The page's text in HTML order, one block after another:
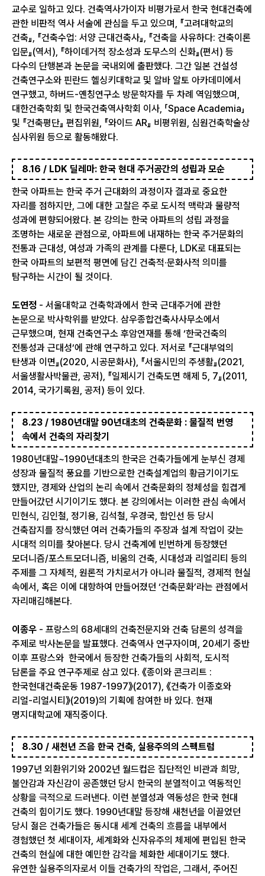
교수로 일하고 있다. 건축역사가이자 비평가로서 한국 현대건축에
관한 비판적 역사 서술에 관심을 두고 있으며, 『고려대학교의
건축』, 『건축수업: 서양 근대건축사』, 『건축을 사유하다: 건축이론
입문』(역서), 『하이데거적 장소성과 도무스의 신화』(편서) 등
다수의 단행본과 논문을 국내외에 출판했다. 그간 일본 건설성
건축연구소와 핀란드 헬싱키대학교 및 알바 알토 아카데미에서
연구했고, 하버드-옌칭연구소 방문학자를 두 차례 역임했으며,
대한건축학회 및 한국건축역사학회 이사, 「Space Academia」
및 『건축평단』 편집위원, 『와이드 AR』 비평위원, 심원건축학술상
심사위원 등으로 활동해왔다.
8.16 / LDK 딜레마: 한국 현대 주거공간의 성립과 모순
한국 아파트는 한국 주거 근대화의 과정이자 결과로 중요한
자리를 점하지만, 그에 대한 고찰은 주로 도시적 맥락과 물량적
성과에 편향되어왔다. 본 강의는 한국 아파트의 성립 과정을
조명하는 새로운 관점으로, 아파트에 내재하는 한국 주거문화의
전통과 근대성, 여성과 가족의 관계를 다룬다, LDK로 대표되는
한국 아파트의 보편적 평면에 담긴 건축적·문화사적 의미를
탐구하는 시간이 될 것이다.
도연정 - 서울대학교 건축학과에서 한국 근대주거에 관한
논문으로 박사학위를 받았다. 삼우종합건축사사무소에서
근무했으며, 현재 건축연구소 후암연재를 통해 ‘한국건축의
전통성과 근대성’에 관해 연구하고 있다. 저서로 『근대부엌의
탄생과 이면』(2020, 시공문화사), 『서울시민의 주생활』(2021,
서울생활사박물관, 공저), 『일제시기 건축도면 해제 5, 7』(2011,
2014, 국가기록원, 공저) 등이 있다.
8.23 / 1980년대말 90년대초의 건축문화 : 물질적 번영
속에서 건축의 자리찾기
1980년대말~1990년대초의 한국은 건축가들에게 눈부신 경제
성장과 물질적 풍요를 기반으로한 건축설계업의 황금기이기도
했지만, 경제와 산업의 논리 속에서 건축문화의 정체성을 힘겹게
만들어갔던 시기이기도 했다. 본 강의에서는 이러한 관심 속에서
민현식, 김인철, 정기용, 김석철, 우경국, 함인선 등 당시
건축잡지를 장식했던 여러 건축가들의 주장과 설계 작업이 갖는
시대적 의미를 찾아본다. 당시 건축계에 빈번하게 등장했던
모더니즘/포스트모더니즘, 비움의 건축, 시대성과 리얼리티 등의
주제를 그 자체적, 원론적 가치로서가 아니라 물질적, 경제적 현실
속에서, 혹은 이에 대항하여 만들어졌던 ‘건축문화’라는 관점에서
자리매김해본다.
이종우 - 프랑스의 68세대의 건축전문지와 건축 담론의 성격을
주제로 박사논문을 발표했다. 건축역사 연구자이며, 20세기 중반
이후 프랑스와 한국에서 등장한 건축가들의 사회적, 도시적
담론을 주요 연구주제로 삼고 있다. 《종이와 콘크리트 :
한국현대건축운동 1987-1997》(2017), 《건축가 이종호와
리얼-리얼시티》(2019)의 기획에 참여한 바 있다. 현재
명지대학교에 재직중이다.
8.30 / 새천년 즈음 한국 건축, 실용주의의 스펙트럼
1997년 외환위기와 2002년 월드컵은 집단적인 비관과 희망,
불안감과 자신감이 공존했던 당시 한국의 분열적이고 역동적인
상황을 극적으로 드러낸다. 이런 분열성과 역동성은 한국 현대
건축의 힘이기도 했다. 1990년대말 등장해 새천년을 이끌었던
당시 젊은 건축가들은 동시대 세계 건축의 흐름을 내부에서
경험했던 첫 세대이자, 세계화와 신자유주의 체제에 편입된 한국
건축의 현실에 대한 예민한 감각을 체화한 세대이기도 했다.
유연한 실용주의자로서 이들 건축가의 작업은, 그래서, 주어진